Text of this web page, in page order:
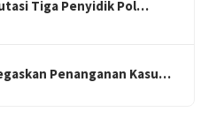
Tiga Penyidik Pol…
Penanganan Kasu…